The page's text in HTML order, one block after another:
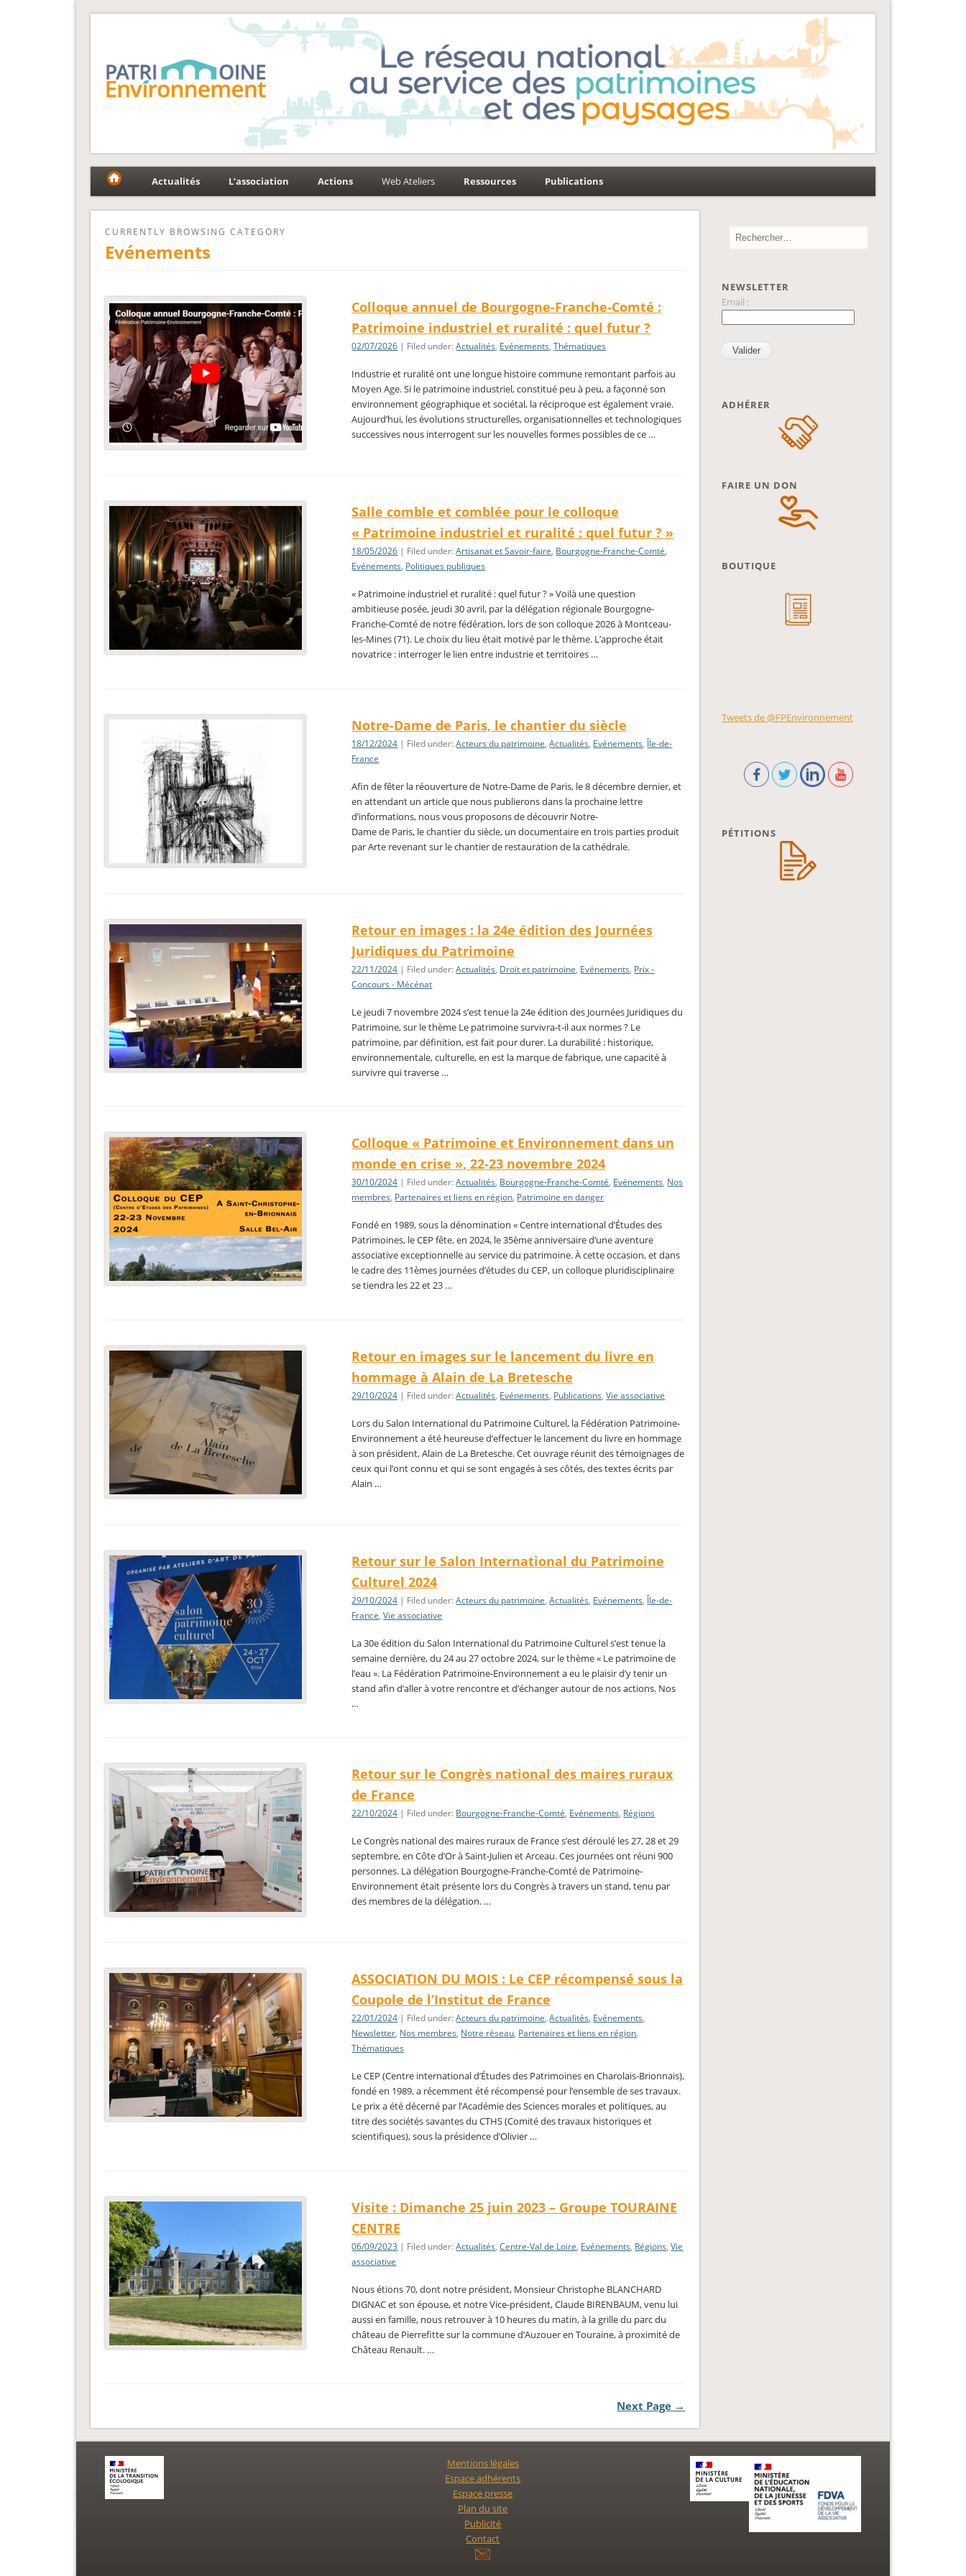
Fédération Patrimoine-Environnement
Actualités L’association Actions Web Ateliers Ressources Publications
CURRENTLY BROWSING CATEGORY
Evénements
Colloque annuel de Bourgogne-Franche-Comté :
Patrimoine industriel et ruralité : quel futur ?
02/07/2026 | Filed under:Actualités, Evénements,Thématiques
Industrie et ruralité ont une longue histoire commune remontant parfois au
Moyen Age. Si le patrimoine industriel, constitué peu à peu, a façonné son
environnement géographique et sociétal, la réciproque est également vraie.
Aujourd’hui, les évolutions structurelles, organisationnelles et technologiques
successives nous interrogent sur les nouvelles formes possibles de ce …
Salle comble et comblée pour le colloque
« Patrimoine industriel et ruralité : quel futur ? »
18/05/2026 | Filed under:Artisanat et Savoir-faire, Bourgogne-Franche-Comté,
Evénements, Politiques publiques
« Patrimoine industriel et ruralité : quel futur ? » Voilà une question
ambitieuse posée, jeudi 30 avril, par la délégation régionale Bourgogne-
Franche-Comté de notre fédération, lors de son colloque 2026 à Montceau-
les-Mines (71). Le choix du lieu était motivé par le thème. L’approche était
novatrice : interroger le lien entre industrie et territoires …
Notre-Dame de Paris, le chantier du siècle
18/12/2024 | Filed under:Acteurs du patrimoine,Actualités, Evénements,Île-de-
France
Afin de fêter la réouverture de Notre-Dame de Paris, le 8 décembre dernier, et
en attendant un article que nous publierons dans la prochaine lettre
d’informations, nous vous proposons de découvrir Notre-
Dame de Paris, le chantier du siècle, un documentaire en trois parties produit
par Arte revenant sur le chantier de restauration de la cathédrale.
Retour en images : la 24e édition des Journées
Juridiques du Patrimoine
22/11/2024 | Filed under:Actualités, Droit et patrimoine, Evénements, Prix -
Concours - Mécénat
Le jeudi 7 novembre 2024 s’est tenue la 24e édition des Journées Juridiques du
Patrimoine, sur le thème Le patrimoine survivra-t-il aux normes ? Le
patrimoine, par définition, est fait pour durer. La durabilité : historique,
environnementale, culturelle, en est la marque de fabrique, une capacité à
survivre qui traverse …
Colloque « Patrimoine et Environnement dans un
monde en crise », 22-23 novembre 2024
30/10/2024 | Filed under:Actualités, Bourgogne-Franche-Comté, Evénements, Nos
membres, Partenaires et liens en région, Patrimoine en danger
Fondé en 1989, sous la dénomination « Centre international d’Études des
Patrimoines, le CEP fête, en 2024, le 35ème anniversaire d’une aventure
associative exceptionnelle au service du patrimoine. À cette occasion, et dans
le cadre des 11èmes journées d’études du CEP, un colloque pluridisciplinaire
se tiendra les 22 et 23 …
Retour en images sur le lancement du livre en
hommage à Alain de La Bretesche
29/10/2024 | Filed under:Actualités, Evénements, Publications,Vie associative
Lors du Salon International du Patrimoine Culturel, la Fédération Patrimoine-
Environnement a été heureuse d’effectuer le lancement du livre en hommage
à son président, Alain de La Bretesche. Cet ouvrage réunit des témoignages de
ceux qui l’ont connu et qui se sont engagés à ses côtés, des textes écrits par
Alain …
Retour sur le Salon International du Patrimoine
Culturel 2024
29/10/2024 | Filed under:Acteurs du patrimoine,Actualités, Evénements,Île-de-
France,Vie associative
La 30e édition du Salon International du Patrimoine Culturel s’est tenue la
semaine dernière, du 24 au 27 octobre 2024, sur le thème « Le patrimoine de
l’eau ». La Fédération Patrimoine-Environnement a eu le plaisir d’y tenir un
stand afin d’aller à votre rencontre et d’échanger autour de nos actions. Nos
…
Retour sur le Congrès national des maires ruraux
de France
22/10/2024 | Filed under: Bourgogne-Franche-Comté, Evénements, Régions
Le Congrès national des maires ruraux de France s’est déroulé les 27, 28 et 29
septembre, en Côte d’Or à Saint-Julien et Arceau. Ces journées ont réuni 900
personnes. La délégation Bourgogne-Franche-Comté de Patrimoine-
Environnement était présente lors du Congrès à travers un stand, tenu par
des membres de la délégation. …
ASSOCIATION DU MOIS : Le CEP récompensé sous la
Coupole de l’Institut de France
22/01/2024 | Filed under:Acteurs du patrimoine,Actualités, Evénements,
Newsletter, Nos membres, Notre réseau, Partenaires et liens en région,
Thématiques
Le CEP (Centre international d’Études des Patrimoines en Charolais-Brionnais),
fondé en 1989, a récemment été récompensé pour l’ensemble de ses travaux.
Le prix a été décerné par l’Académie des Sciences morales et politiques, au
titre des sociétés savantes du CTHS (Comité des travaux historiques et
scientifiques), sous la présidence d’Olivier …
Visite : Dimanche 25 juin 2023 – Groupe TOURAINE
CENTRE
06/09/2023 | Filed under:Actualités,Centre-Val de Loire, Evénements, Régions,Vie
associative
Nous étions 70, dont notre président, Monsieur Christophe BLANCHARD
DIGNAC et son épouse, et notre Vice-président, Claude BIRENBAUM, venu lui
aussi en famille, nous retrouver à 10 heures du matin, à la grille du parc du
château de Pierrefitte sur la commune d’Auzouer en Touraine, à proximité de
Château Renault. …
Next Page →
NEWSLETTER
Email :
ADHÉRER
FAIRE UN DON
BOUTIQUE
Tweets de @FPEnvironnement
PÉTITIONS
Mentions légales
Espace adhérents
Espace presse
Plan du site
Publicité
Contact